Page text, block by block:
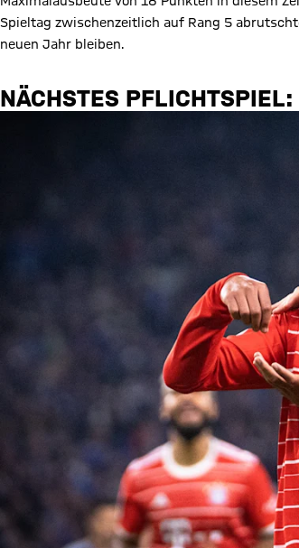
Spieltag zwischenzeitlich auf Rang 5
neuen Jahr bleiben.
NÄCHSTES